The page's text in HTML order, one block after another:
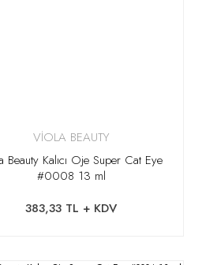
VİOLA BEAUTY
Beauty Kalıcı Oje Super Cat Eye
#0008 13 ml
383,33 TL + KDV